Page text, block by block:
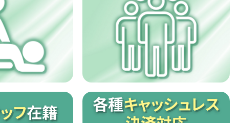
フ在籍 各種キャッシュレス